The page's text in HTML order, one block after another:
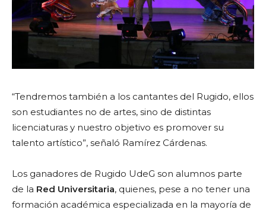
“Tendremos también a los cantantes del Rugido, ellos
son estudiantes no de artes, sino de distintas
licenciaturas y nuestro objetivo es promover su
talento artístico”, señaló Ramírez Cárdenas.
Los ganadores de Rugido UdeG son alumnos parte
de la Red Universitaria, quienes, pese a no tener una
formación académica especializada en la mayoría de